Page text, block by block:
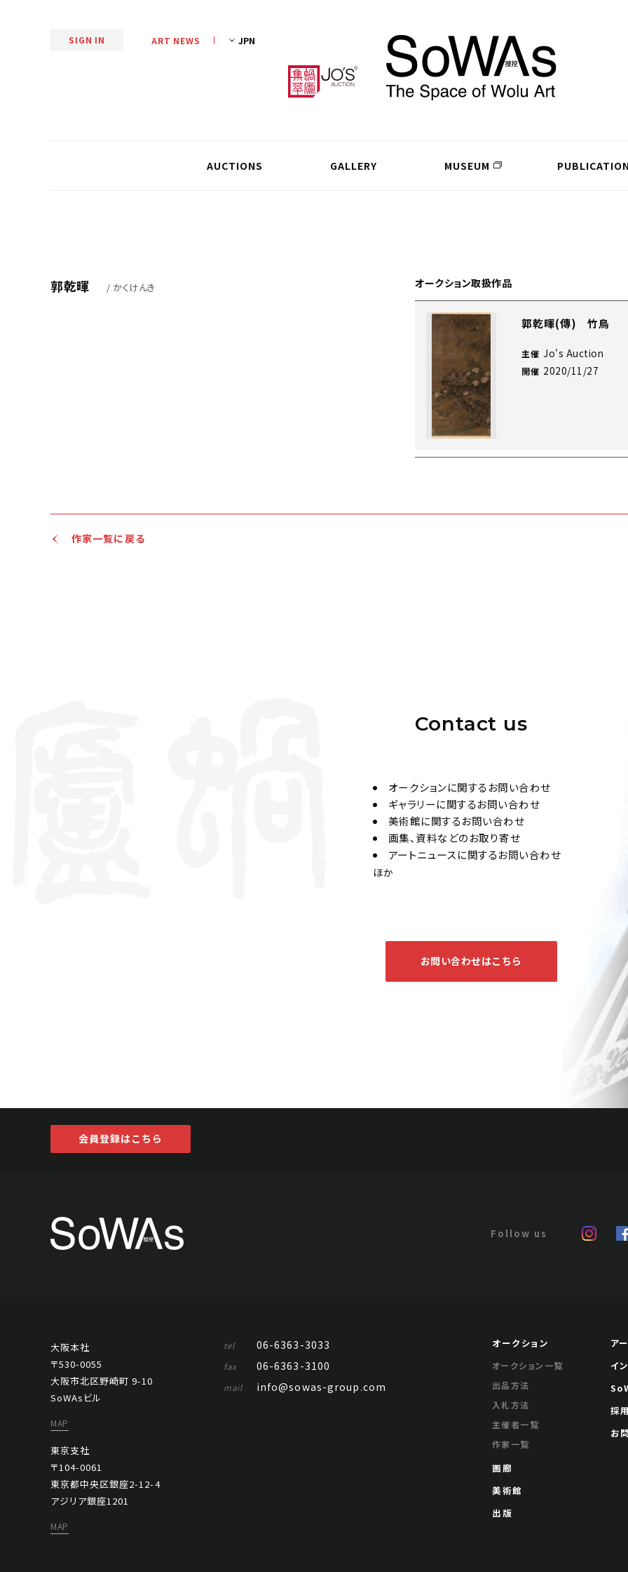
SIGN IN ART NEWS
AUCTIONS GALLERY MUSEUM
郭乾暉 / かくけんき オークション取扱作品
郭乾暉(傳) 竹鳥
主催 Jo's Auction
開催 2020/11/27
作家一覧に戻る
Contact us
オークションに関するお問い合わせ
ギャラリーに関するお問い合わせ
美術館に関するお問い合わせ
画集、資料などのお取り寄せ
アートニュースに関するお問い合わせ
ほか
お問い合わせはこちら
会員登録はこちら
大阪本社
〒530-0055
大阪市北区野崎町 9-10
SoWAsビル
MAP
東京支社
〒104-0061
東京都中央区銀座2-12-4
アジリア銀座1201
MAP
tel 06-6363-3033
fax 06-6363-3100
mail info@sowas-group.com
オークション
オークション一覧
出品方法
入札方法
主催者一覧
作家一覧
画廊
美術館
出版
ア
イ
採
お